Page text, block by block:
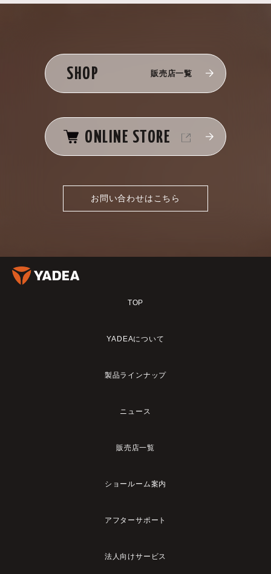
SHOP 販売店一覧
ONLINE STORE
お問い合わせはこちら
TOP
YADEAについて
製品ラインナップ
ニュース
販売店一覧
ショールーム案内
アフターサポート
法人向けサービス